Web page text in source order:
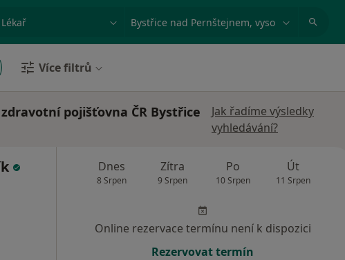
nemoc nebo příjmení Město nebo region
Více filtrů
pojišťovna ČR Bystřice
Jak řadíme výsledky
vyhledávání?
Dnes
8 Srpen
Zítra
9 Srpen
Po
10 Srpen
Út
11 Srpen
Online rezervace termínu není k dispozici
Rezervovat termín